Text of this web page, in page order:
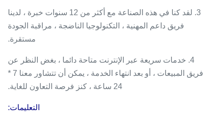
3. لقد كنا في هذه الصناعة مع أكثر من 12 سنوات خبرة ، لدينا
فريق داعم المهنية ، التكنولوجيا الناضجة ، مراقبة الجودة
مستقرة.
4. خدمات سريعة عبر الإنترنت متاحة دائما ، بغض النظر عن
فريق المبيعات ، أو بعد انتهاء الخدمة ، يمكن أن تتشاور معنا 7 *
24 ساعة ، كنز فرصة التعاون للغاية.
التعليمات: